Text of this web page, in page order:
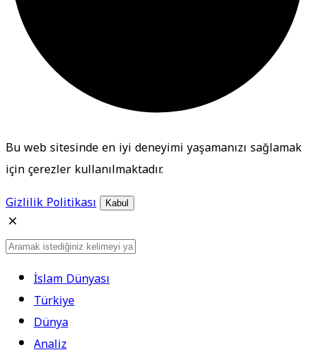
Bu web sitesinde en iyi deneyimi yaşamanızı sağlamak
için çerezler kullanılmaktadır.
Gizlilik Politikası
Kabul
İslam Dünyası
Türkiye
Dünya
Analiz